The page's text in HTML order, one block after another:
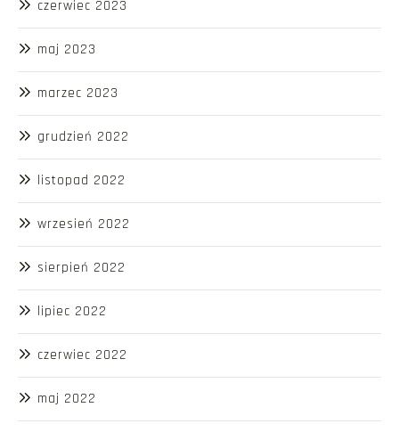
czerwiec 2023
maj 2023
marzec 2023
grudzień 2022
listopad 2022
wrzesień 2022
sierpień 2022
lipiec 2022
czerwiec 2022
maj 2022